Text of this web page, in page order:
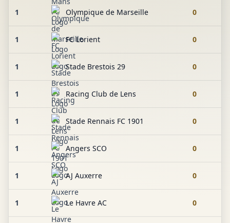
1 Olympique de Marseille 0
1 FC Lorient 0
1 Stade Brestois 29 0
1 Racing Club de Lens 0
1 Stade Rennais FC 1901 0
1 Angers SCO 0
1 AJ Auxerre 0
1 Le Havre AC 0